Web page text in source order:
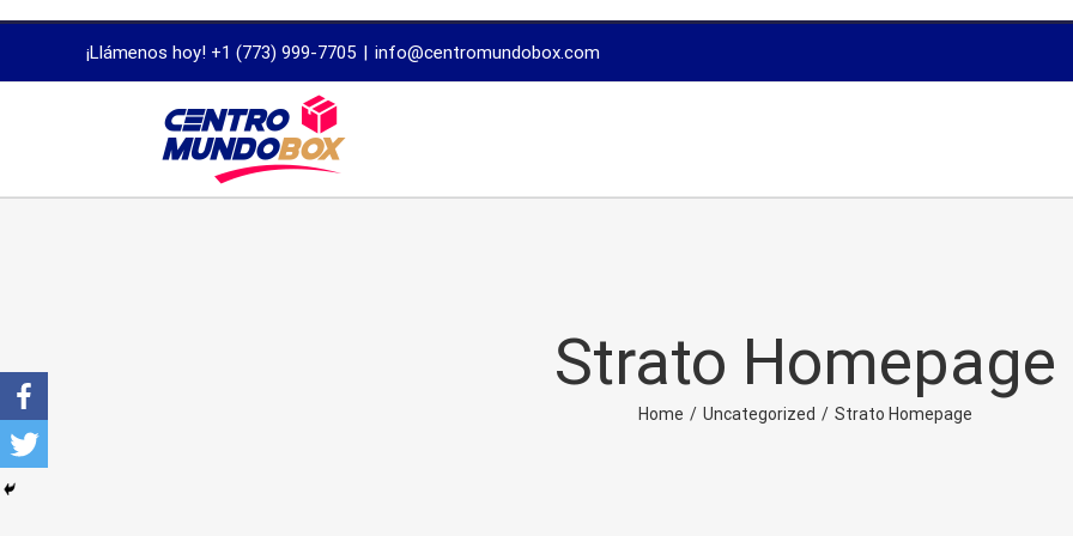
dissertation
¡Llámenos hoy! +1 (773) 999-7705 | info@centromundobox.com
Strato Homepage
Home / Uncategorized / Strato Homepage